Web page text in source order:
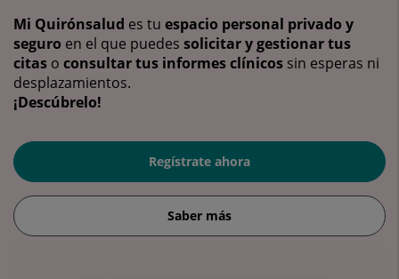
Mi Quirónsalud es tu espacio personal privado y
seguro en el que puedes solicitar y gestionar tus
citas o consultar tus informes clínicos sin esperas ni
desplazamientos.
¡Descúbrelo!
Regístrate ahora
Saber más